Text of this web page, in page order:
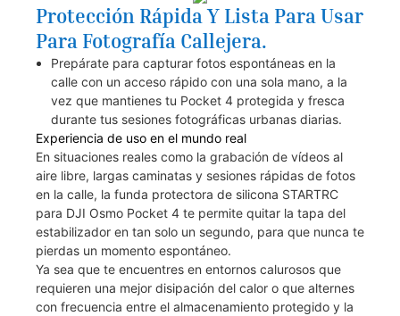
Protección Rápida Y Lista Para Usar
Para Fotografía Callejera.
Prepárate para capturar fotos espontáneas en la
calle con un acceso rápido con una sola mano, a la
vez que mantienes tu Pocket 4 protegida y fresca
durante tus sesiones fotográficas urbanas diarias.
Experiencia de uso en el mundo real
En situaciones reales como la grabación de vídeos al
aire libre, largas caminatas y sesiones rápidas de fotos
en la calle, la funda protectora de silicona STARTRC
para DJI Osmo Pocket 4 te permite quitar la tapa del
estabilizador en tan solo un segundo, para que nunca te
pierdas un momento espontáneo.
Ya sea que te encuentres en entornos calurosos que
requieren una mejor disipación del calor o que alternes
con frecuencia entre el almacenamiento protegido y la